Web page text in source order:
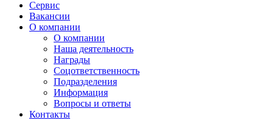
Сервис
Вакансии
О компании
О компании
Наша деятельность
Награды
Соцответственность
Подразделения
Информация
Вопросы и ответы
Контакты